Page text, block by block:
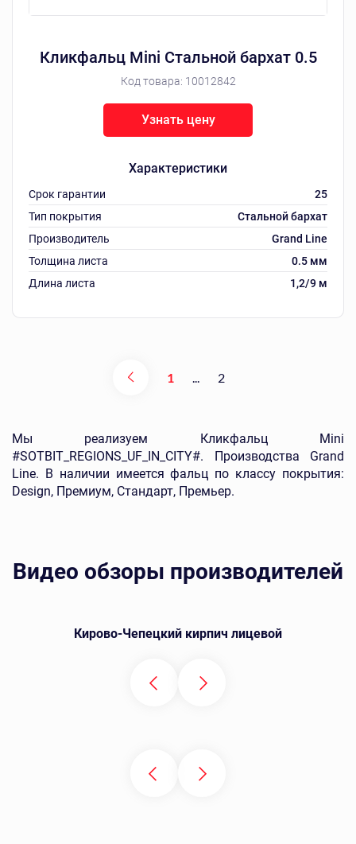
Кликфальц Mini Стальной бархат 0.5
Код товара: 10012842
Характеристики
Срок гарантии
25
Тип покрытия
Стальной бархат
Производитель
Grand Line
Толщина листа
0.5 мм
Длина листа
1,2/9 м
Узнать цену
1 2
Мы реализуем Кликфальц Mini
#SOTBIT_REGIONS_UF_IN_CITY#. Производства Grand
Line. В наличии имеется фальц по классу покрытия:
Design, Премиум, Стандарт, Премьер.
Видео обзоры производителей
Кирово-Чепецкий кирпич лицевой